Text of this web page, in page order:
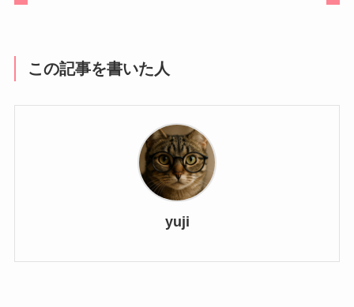
この記事を書いた人
yuji